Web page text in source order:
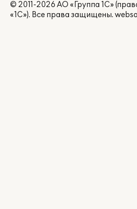
© 2011-2026 АО «Группа 1С»
«1С»). Все права защищены.